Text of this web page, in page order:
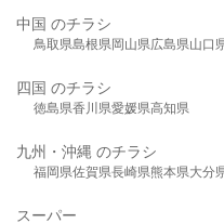
中国 のチラシ
鳥取県島根県岡山県広島県山口
四国 のチラシ
徳島県香川県愛媛県高知県
九州・沖縄 のチラシ
福岡県佐賀県長崎県熊本県大分
スーパー